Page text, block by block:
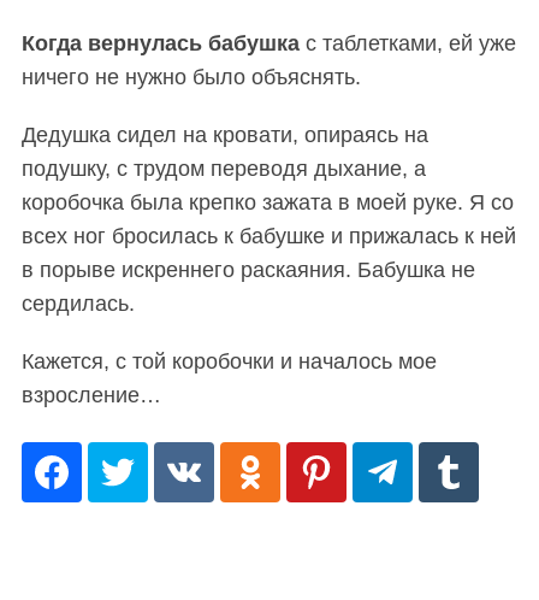
Когда вернулась бабушкас таблетками, ей уже
ничего не нужно было объяснять.
Дедушка сидел на кровати, опираясь на
подушку, с трудом переводя дыхание, а
коробочка была крепко зажата в моей руке. Я со
всех ног бросилась к бабушке и прижалась к ней
в порыве искреннего раскаяния. Бабушка не
сердилась.
Кажется, с той коробочки и началось мое
взросление…